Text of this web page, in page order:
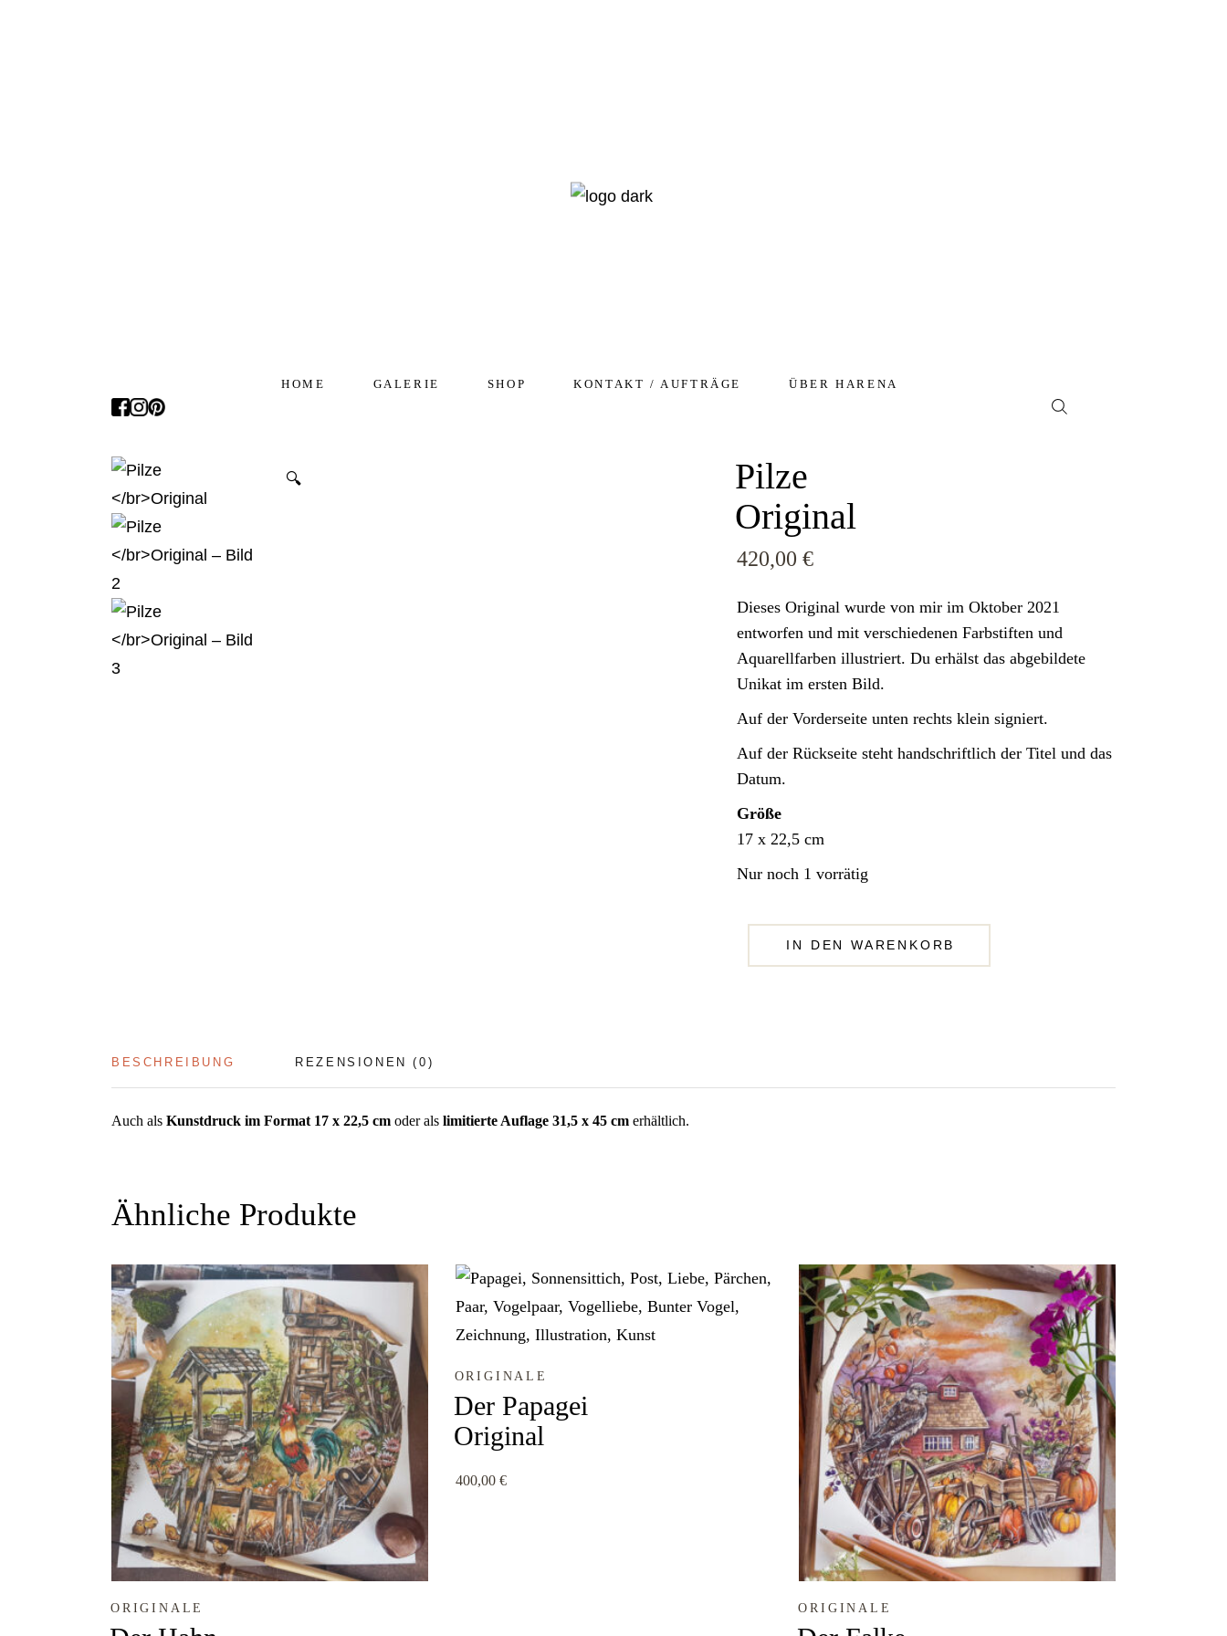
HOME GALERIE SHOP KONTAKT / AUFTRÄGE ÜBER HARENA
🔍
Pilze
Original
420,00€
Dieses Original wurde von mir im Oktober 2021
entworfen und mit verschiedenen Farbstiften und
Aquarellfarben illustriert. Du erhälst das abgebildete
Unikat im ersten Bild.
Auf der Vorderseite unten rechts klein signiert.
Auf der Rückseite steht handschriftlich der Titel und das
Datum.
Größe
17 x 22,5 cm
Nur noch 1 vorrätig
IN DEN WARENKORB
BESCHREIBUNG REZENSIONEN (0)
Auch als Kunstdruck im Format 17 x 22,5 cm oder als limitierte Auflage 31,5 x 45 cm erhältlich.
Ähnliche Produkte
ORIGINALE
ORIGINALE
Der Papagei
Original
400,00 €
ORIGINALE